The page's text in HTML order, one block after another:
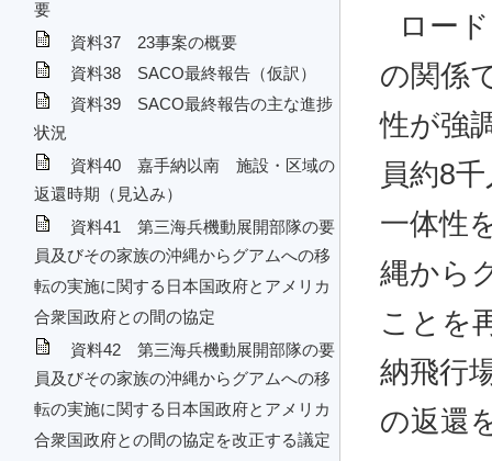
要
資料37 23事案の概要
資料38 SACO最終報告（仮訳）
資料39 SACO最終報告の主な進捗
状況
資料40 嘉手納以南 施設・区域の
返還時期（見込み）
資料41 第三海兵機動展開部隊の要
員及びその家族の沖縄からグアムへの移
転の実施に関する日本国政府とアメリカ
合衆国政府との間の協定
資料42 第三海兵機動展開部隊の要
員及びその家族の沖縄からグアムへの移
転の実施に関する日本国政府とアメリカ
合衆国政府との間の協定を改正する議定
ロー
の関係
性が強
員約8
一体性
縄から
ことを
納飛行
の返還